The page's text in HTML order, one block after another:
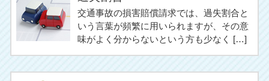
交通事故の損害賠償請求では、過失割合と
いう言葉が頻繁に用いられますが、その意
味がよく分からないという方も少なく […]